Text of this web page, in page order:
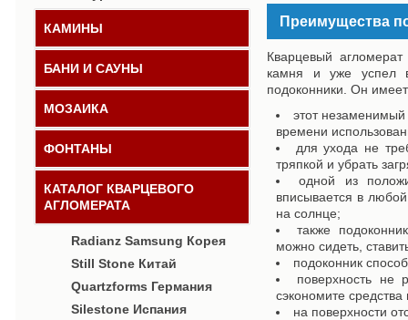
КАМИНЫ
БАНИ И САУНЫ
МОЗАИКА
ФОНТАНЫ
КАТАЛОГ КВАРЦЕВОГО
АГЛОМЕРАТА
Radianz Samsung Корея
Still Stone Китай
Quartzforms Германия
Silestone Испания
Преимущества
Кварцевый агломерат
камня и уже успел
подоконники. Он
этот незаменимый
времени
для ухода не
тряпкой и убрать
одной из
вписывается в
на солнце;
также
можно сидеть,
подоконник
поверхность не
сэкономите
на поверхности